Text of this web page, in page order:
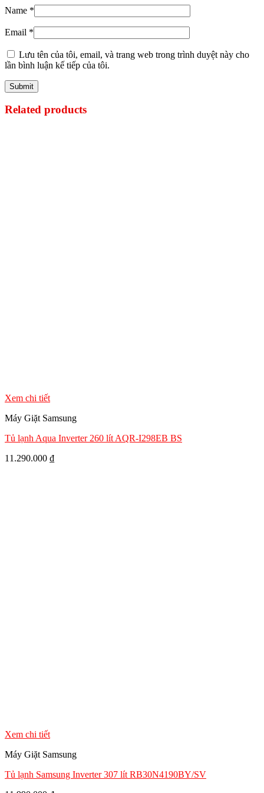
Name *
Email *
Lưu tên của tôi, email, và trang web trong trình duyệt này cho
lần bình luận kế tiếp của tôi.
Related products
Xem chi tiết
Máy Giặt Samsung
Tủ lạnh Aqua Inverter 260 lít AQR-I298EB BS
11.290.000 ₫
Xem chi tiết
Máy Giặt Samsung
Tủ lạnh Samsung Inverter 307 lít RB30N4190BY/SV